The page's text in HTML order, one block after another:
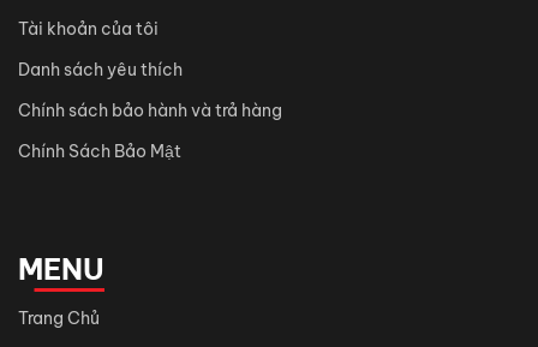
Tài khoản của tôi
Danh sách yêu thích
Chính sách bảo hành và trả hàng
Chính Sách Bảo Mật
MENU
Trang Chủ